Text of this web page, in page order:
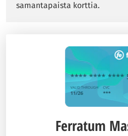
samantapaista korttia.
Ferratum